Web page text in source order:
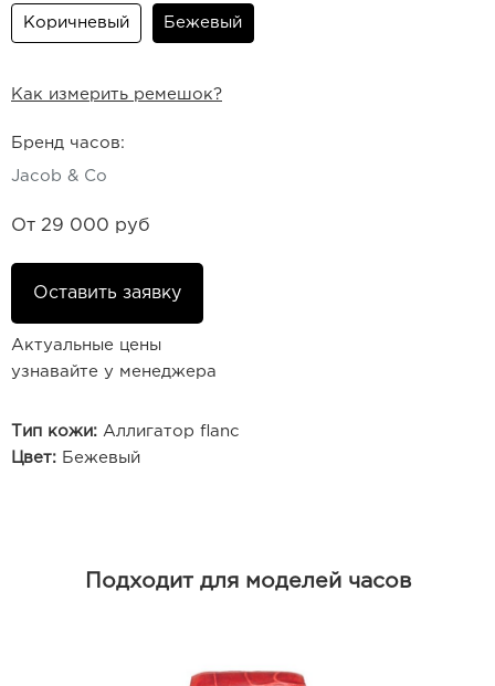
Коричневый Бежевый
Как измерить ремешок?
Бренд часов:
Jacob & Co
От 29 000 руб
Оставить заявку
Актуальные цены
узнавайте у менеджера
Тип кожи: Аллигатор flanc
Цвет: Бежевый
Подходит для моделей часов